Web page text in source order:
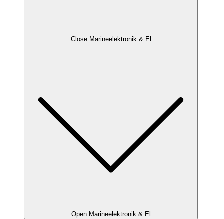
Close Marineelektronik & El
Open Marineelektronik & El